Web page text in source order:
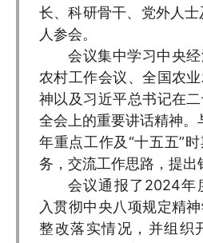
长、科研骨干、党外人
人参会。
会议集中学习中央
农村工作会议、全国农
神以及习近平总书记在
全会上的重要讲话精神
年重点工作及“十五五”
务，交流工作思路，提出
会议通报了2024年
入贯彻中央八项规定精
整改落实情况，并组织